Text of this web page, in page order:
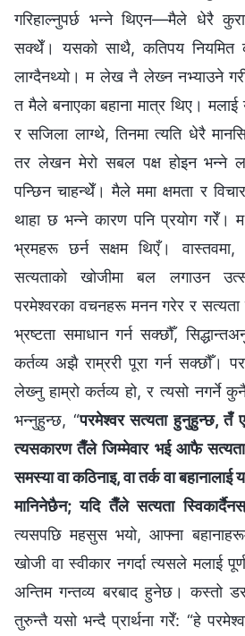
गरिहाल्‍नुपर्छ भन्‍ने थिएन—मैले धेरै
सक्थेँ। यसको साथै, कतिपय नियमित
लाग्दैनथ्यो। म लेख नै लेख्‍न नभ्याउने
त मैले बनाएका बहाना मात्र थिए।
र सजिला लाग्थे, तिनमा त्यति धेरै
तर लेखन मेरो सबल पक्ष होइन भन्‍ने
पन्छिन चाहन्थेँ। मैले ममा क्षमता र
थाहा छ भन्‍ने कारण पनि प्रयोग गरेँ।
भ्रमहरू छर्न सक्षम थिएँ। वास्तवमा,
सत्यताको खोजीमा बल लगाउन
परमेश्‍वरका वचनहरू मनन गरेर र सत्यता
भ्रष्टता समाधान गर्न सक्छौँ,
कर्तव्य अझै राम्ररी पूरा गर्न सक्छौँ।
लेख्‍नु हाम्रो कर्तव्य हो, र त्यसो नगर्ने
भन्नुहुन्छ, “परमेश्‍वर सत्यता हुनुहुन्छ, तँ
त्यसकारण तैँले जिम्मेवार भई आफै
समस्या वा कठिनाइ, वा तर्क वा बहानालाई
मानिनेछैन; यदि तैँले सत्यता
त्यसपछि महसुस भयो, आफ्‍ना
खोजी वा स्वीकार नगर्दा त्यसले मलाई
अन्तिम गन्तव्य बरबाद हुनेछ। कस्तो
तुरुन्तै यसो भन्दै प्रार्थना गरेँ: “हे